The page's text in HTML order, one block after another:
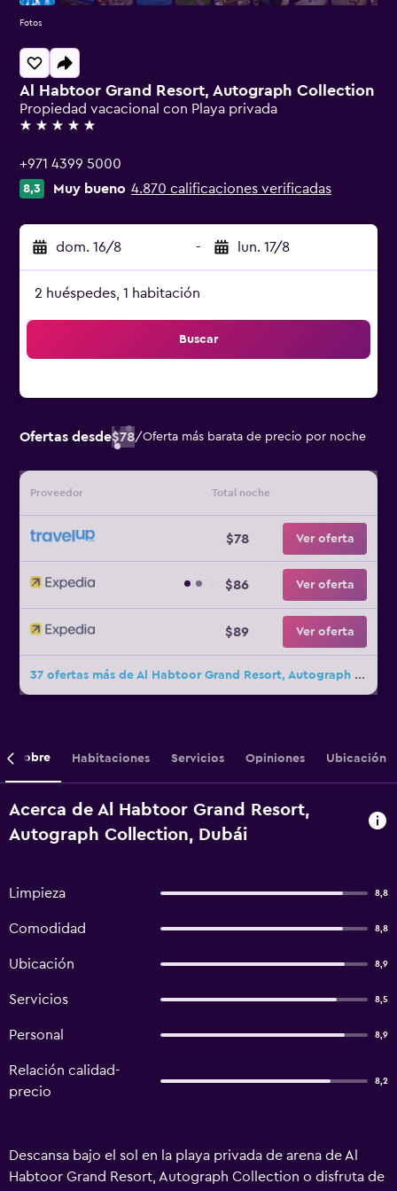
Al Habtoor Grand Resort, Autograph Collection
Propiedad vacacional con Playa privada
5 estrellas
+971 4399 5000
8,3 Muy bueno 4.870 calificaciones verificadas
dom. 16/8 - lun. 17/8
2 huéspedes, 1 habitación
Buscar
Ofertas desde$78/Oferta más barata de precio por noche
Proveedor Total noche
$78 Ver oferta
$86 Ver oferta
$89 Ver oferta
37 ofertas más de Al Habtoor Grand Resort, Autograph Collection
Fotos
Sobre Habitaciones Servicios Opiniones Ubicación
Acerca de Al Habtoor Grand Resort,
Autograph Collection, Dubái
Limpieza 8,8
Comodidad 8,8
Ubicación 8,9
Servicios 8,5
Personal 8,9
Relación calidad-
precio
8,2
Descansa bajo el sol en la playa privada de arena de Al
Habtoor Grand Resort, Autograph Collection o disfruta de